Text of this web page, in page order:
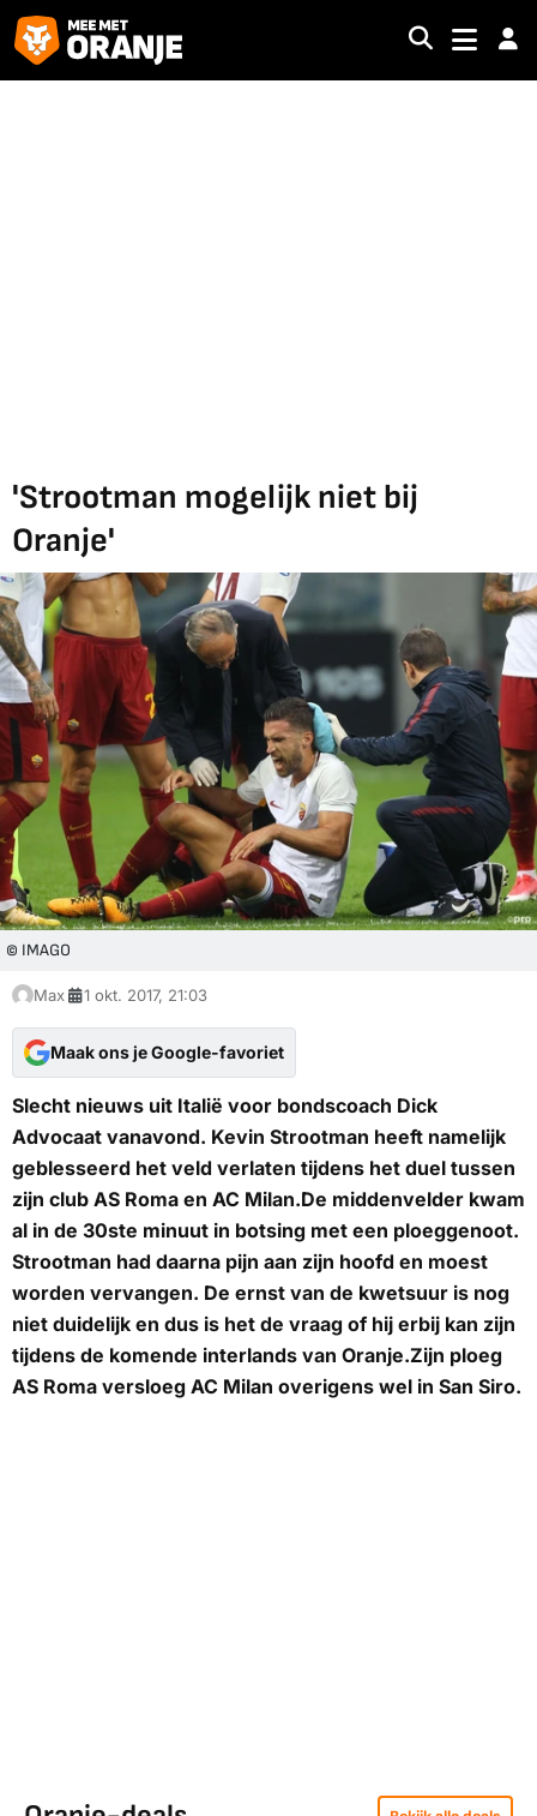
'Strootman mogelijk niet bij
Oranje'
© IMAGO
Max 1 okt. 2017, 21:03
Maak ons je Google-favoriet
Slecht nieuws uit Italië voor bondscoach Dick
Advocaat vanavond. Kevin Strootman heeft namelijk
geblesseerd het veld verlaten tijdens het duel tussen
zijn club AS Roma en AC Milan.De middenvelder kwam
al in de 30ste minuut in botsing met een ploeggenoot.
Strootman had daarna pijn aan zijn hoofd en moest
worden vervangen. De ernst van de kwetsuur is nog
niet duidelijk en dus is het de vraag of hij erbij kan zijn
tijdens de komende interlands van Oranje.Zijn ploeg
AS Roma versloeg AC Milan overigens wel in San Siro.